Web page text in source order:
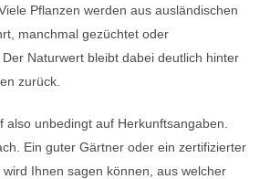
Pflanzen werden aus ausländischen
manchmal gezüchtet oder
Naturwert bleibt dabei deutlich hinter
zurück.
also unbedingt auf Herkunftsangaben.
Ein guter Gärtner oder ein zertifizierter
Ihnen sagen können, aus welcher